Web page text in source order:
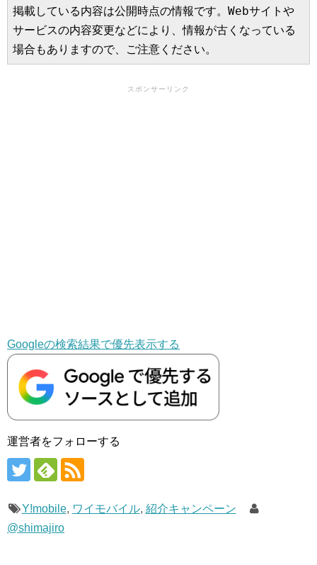
掲載している内容は公開時点の情報です。Webサイトや
サービスの内容変更などにより、情報が古くなっている
場合もありますので、ご注意ください。
スポンサーリンク
Googleの検索結果で優先表示する
運営者をフォローする
Y!mobile, ワイモバイル, 紹介キャンペーン
@shimajiro